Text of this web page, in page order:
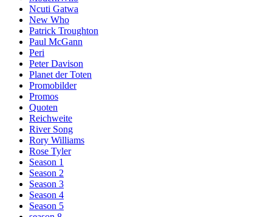
Ncuti Gatwa
New Who
Patrick Troughton
Paul McGann
Peri
Peter Davison
Planet der Toten
Promobilder
Promos
Quoten
Reichweite
River Song
Rory Williams
Rose Tyler
Season 1
Season 2
Season 3
Season 4
Season 5